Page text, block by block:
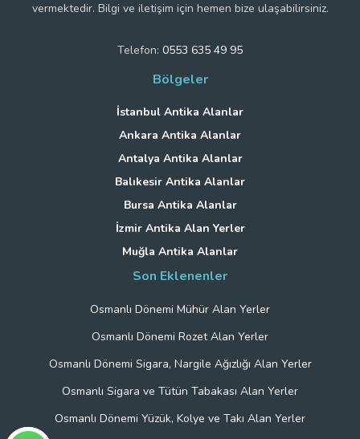
vermektedir. Bilgi ve iletişim için hemen bize ulaşabilirsiniz.
Telefon: 0553 635 49 95
Bölgeler
İstanbul Antika Alanlar
Ankara Antika Alanlar
Antalya Antika Alanlar
Balıkesir Antika Alanlar
Bursa Antika Alanlar
İzmir Antika Alan Yerler
Muğla Antika Alanlar
Son Eklenenler
Osmanlı Dönemi Mühür Alan Yerler
Osmanlı Dönemi Rozet Alan Yerler
Osmanlı Dönemi Sigara, Nargile Ağızlığı Alan Yerler
Osmanlı Sigara ve Tütün Tabakası Alan Yerler
Osmanlı Dönemi Yüzük, Kolye ve Takı Alan Yerler